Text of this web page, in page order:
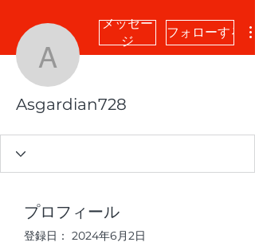
Asgardian728
メッセー
ジ
フォローする
Asgardian728
プロフィール
登録日： 2024年6月2日